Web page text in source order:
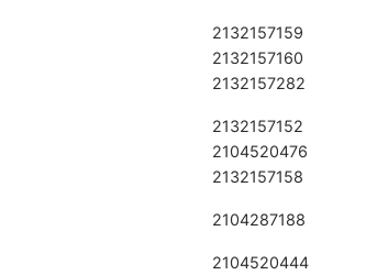
2132157159
2132157160
2132157282
2132157152
2104520476
2132157158
2104287188
2104520444